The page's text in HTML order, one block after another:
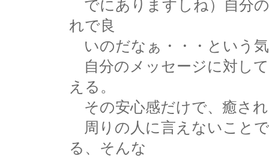
でにありますしね）自分
れで良
いのだなぁ・・・という
自分のメッセージに対し
える。
その安心感だけで、癒さ
周りの人に言えないこと
る、そんな